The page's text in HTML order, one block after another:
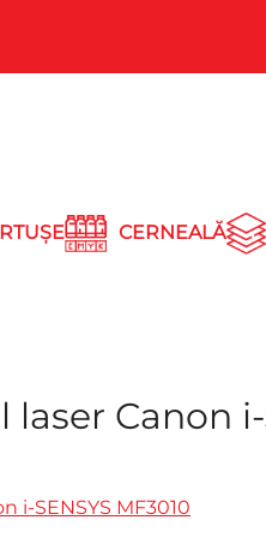
CERNEALĂ
Canon i-